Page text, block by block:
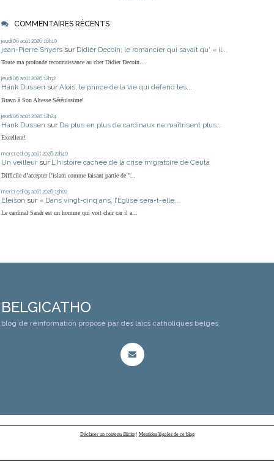
COMMENTAIRES RÉCENTS
jeudi 06 août 2026 16h10
jean-Pierre Snyers sur Didier Decoin, le romancier qui savait qu' « il...
Toute ma profonde reconnaissance au cher Didier Decoin....
jeudi 06 août 2026 12h32
Hank Dussen sur Alois, le prince de la vie qui défend les...
Bravo à Son Altesse Sérénissime!
jeudi 06 août 2026 12h24
Hank Dussen sur De plus en plus de cardinaux ne maîtrisent plus...
Excellent!
mercredi 05 août 2026 22h40
Un veilleur sur L'histoire cachée de la crise migratoire de Ceuta
Difficile d’accepter l’islam comme faisant partie de ”...
mercredi 05 août 2026 15h02
Eleison sur « Dans vingt-cinq ans, l’Église sera-t-elle...
Le cardinal Sarah est un homme qui voit clair car il a...
BELGICATHO
blog de réinformation proposé par des laïcs catholiques belges
Déclarer un contenu illicite| Mentions légales de ce blog